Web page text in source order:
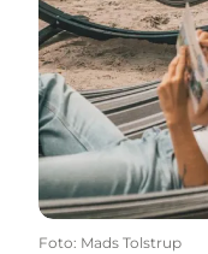
Foto: Mads Tolstrup